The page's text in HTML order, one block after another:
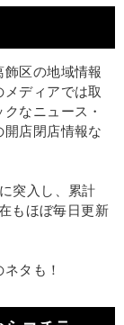
区の地域情報
ディアでは取
なニュース・
店閉店情報な
突入し、累計
もほぼ毎日更新
タも！